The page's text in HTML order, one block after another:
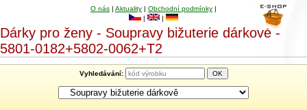
O nás | Aktuality | Obchodní podmínky |
|
|
Dárky pro ženy - Soupravy bižuterie dárkově -
5801-0182+5802-0062+T2
Vyhledávání: